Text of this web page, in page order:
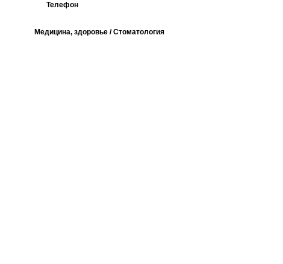
Телефон
Медицина, здоровье / Стоматология